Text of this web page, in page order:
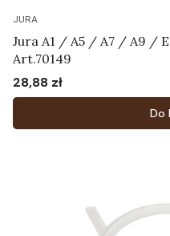
JURA
Jura A1 / A5 / A7 / A9 /
Art.70149
Cena
28,88 zł
Do